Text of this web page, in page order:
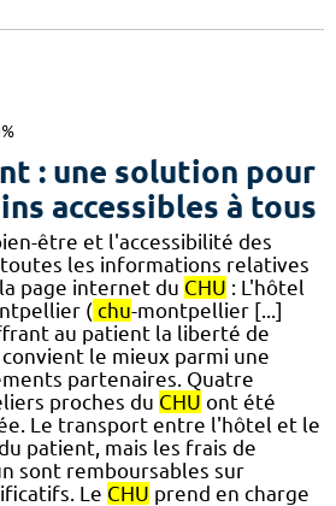
: une solution pour
accessibles à tous
être et l'accessibilité des
les informations relatives
page internet du CHU : L'hôtel
( chu-montpellier [...]
au patient la liberté de
le mieux parmi une
partenaires. Quatre
proches du CHU ont été
Le transport entre l'hôtel et le
patient, mais les frais de
sont remboursables sur
Le CHU prend en charge